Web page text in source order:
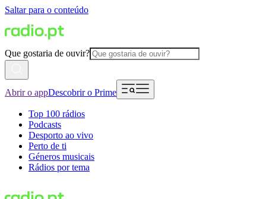
Saltar para o conteúdo
Que gostaria de ouvir?
Abrir o appDescobrir o Prime
Top 100 rádios
Podcasts
Desporto ao vivo
Perto de ti
Géneros musicais
Rádios por tema